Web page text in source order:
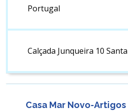
Portugal
Calçada Junqueira 10
Casa Mar Novo-